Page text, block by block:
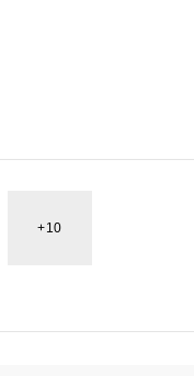
10